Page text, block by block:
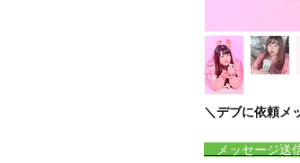
＼デブに依頼メ
メッセージ送